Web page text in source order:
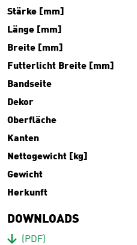
Stärke [mm]
Länge [mm]
Breite [mm]
Futterlicht Breite [mm]
Bandseite
Dekor
Oberfläche
Kanten
Nettogewicht [kg]
Gewicht
Herkunft
DOWNLOADS
Download
(PDF)